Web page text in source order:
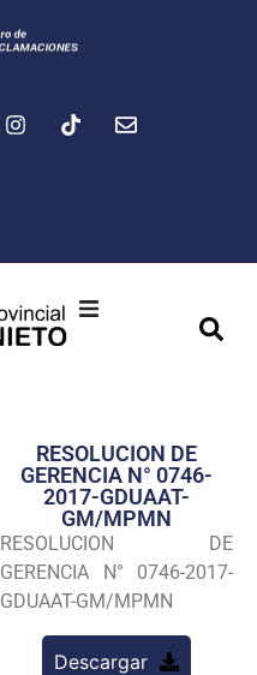
Transparencia
Seguridad
Programas
RESOLUCION DE
GERENCIA N° 0746-
2017-GDUAAT-
GM/MPMN
RESOLUCION DE
GERENCIA N° 0746-2017-
GDUAAT-GM/MPMN
Descargar